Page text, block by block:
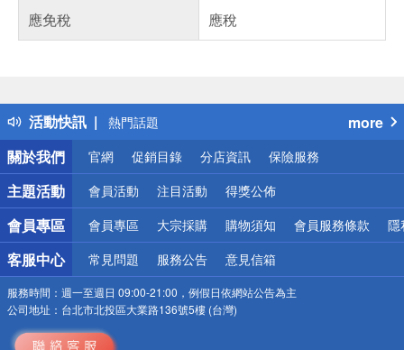
應免稅
應稅
活動快訊
得獎公告
熱門話題
銀行優惠
偏遠地區配送
詐騙網頁！請小心！
more
關於我們
官網 促銷目錄 分店資訊 保險服務
主題活動 會員活動 注目活動 得獎公佈
會員專區 會員專區 大宗採購 購物須知 會員服務條款 隱
客服中心 常見問題 服務公告 意見信箱
服務時間： 週一至週日 09:00-21:00，例假日依網站公告為主
公司地址： 台北市北投區大業路136號5樓 (台灣)